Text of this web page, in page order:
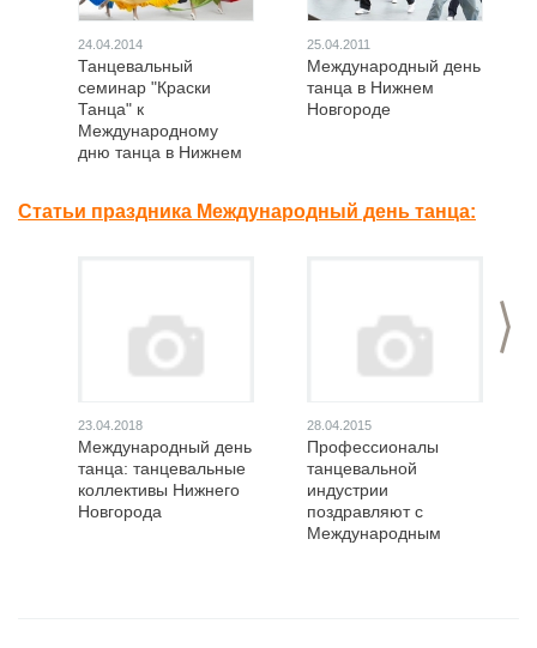
24.04.2014
Танцевальный
семинар "Краски
Танца" к
Международному
дню танца в Нижнем
25.04.2011
Международный день
танца в Нижнем
Новгороде
Статьи праздника Международный день танца:
>
23.04.2018
Международный день
танца: танцевальные
коллективы Нижнего
Новгорода
28.04.2015
Профессионалы
танцевальной
индустрии
поздравляют с
Международным